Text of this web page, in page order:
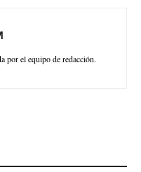
por el equipo de redacción.